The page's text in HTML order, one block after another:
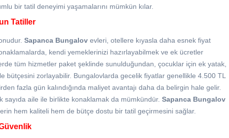
bir tatil deneyimi yaşamalarını mümkün kılar.
Tatiller
Sapanca Bungalov evleri, otellere kıyasla daha esnek fiyat
kendi yemeklerinizi hazırlayabilmek ve ek ücretler
tüm hizmetler paket şeklinde sunulduğundan, çocuklar için ek yatak,
bütçesini zorlayabilir. Bungalovlarda gecelik fiyatlar genellikle 4.500 TL
fazla gün kalındığında maliyet avantajı daha da belirgin hale gelir.
sayıda aile ile birlikte konaklamak da mümkündür. Sapanca Bungalov
hem kaliteli hem de bütçe dostu bir tatil geçirmesini sağlar.